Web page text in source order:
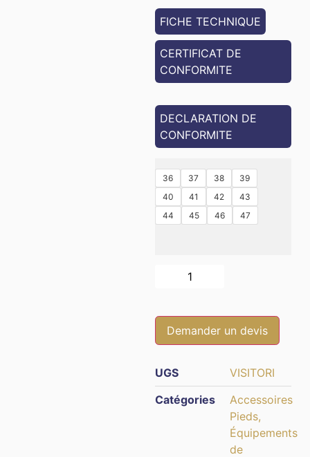
FICHE TECHNIQUE
CERTIFICAT DE
CONFORMITE
DECLARATION DE
CONFORMITE
36 37 38
39
40
41 42
43
44
45 46 47
Demander un devis
UGS
VISITORI
Catégories
Accessoires
Pieds,
Équipements
de